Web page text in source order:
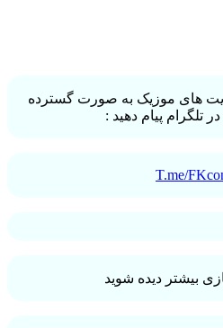
های موزیک به صورت گسترده
تلگرام پیام دهید :
T.me/
بیشتر دیده شوید